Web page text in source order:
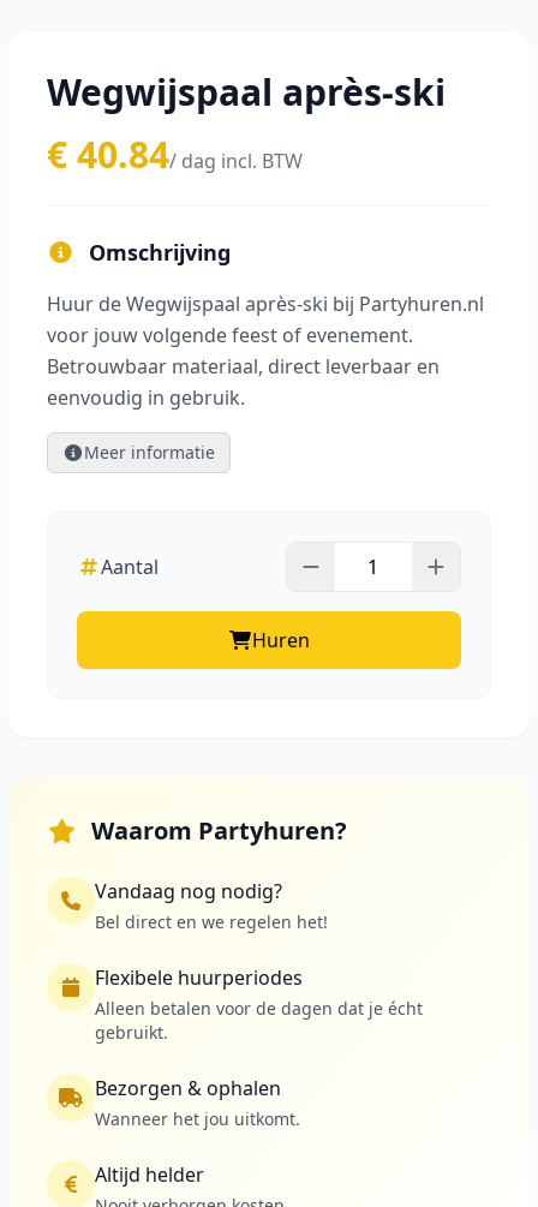
Wegwijspaal après-ski
€ 40.84/ dag incl. BTW
Omschrijving
Huur de Wegwijspaal après-ski bij Partyhuren.nl
voor jouw volgende feest of evenement.
Betrouwbaar materiaal, direct leverbaar en
eenvoudig in gebruik.
Meer informatie
Aantal
Huren
Waarom Partyhuren?
Vandaag nog nodig?
Bel direct en we regelen het!
Flexibele huurperiodes
Alleen betalen voor de dagen dat je écht
gebruikt.
Bezorgen & ophalen
Wanneer het jou uitkomt.
Altijd helder